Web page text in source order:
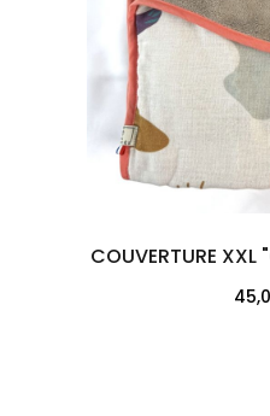
COUVERTURE XXL
Prix